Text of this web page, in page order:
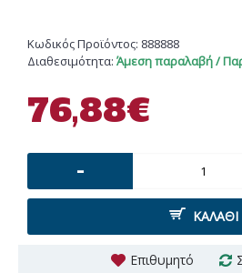
Κωδικός Προϊόντος: 888888
Διαθεσιμότητα: Άμεση παραλαβή /
76,88€
-
ΚΑΛΆΘΙ
Επιθυμητό